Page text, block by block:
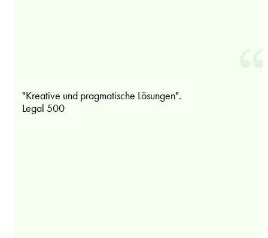
"Kreative und pragmatische Lösungen".
Legal 500